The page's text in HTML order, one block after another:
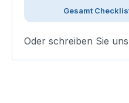
Gesamt
Oder schreiben Sie